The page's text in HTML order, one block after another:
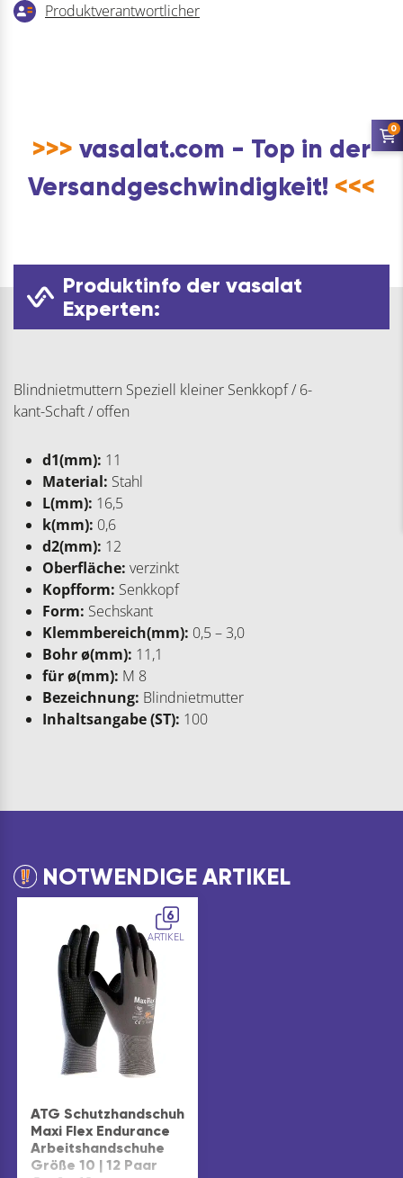
Produktverantwortlicher
>>> vasalat.com - Top in der
Versandgeschwindigkeit! <<<
Produktinfo der vasalat
Experten:
Blindnietmuttern Speziell kleiner Senkkopf / 6-
kant-Schaft / offen
d1(mm): 11
Material: Stahl
L(mm): 16,5
k(mm): 0,6
d2(mm): 12
Oberfläche: verzinkt
Kopfform: Senkkopf
Form: Sechskant
Klemmbereich(mm): 0,5 – 3,0
Bohr ø(mm): 11,1
für ø(mm): M 8
Bezeichnung: Blindnietmutter
Inhaltsangabe (ST): 100
NOTWENDIGE ARTIKEL
6
ARTIKEL
ATG Schutzhandschuh
Maxi Flex Endurance
Arbeitshandschuhe
Größe 10 | 12 Paar
0